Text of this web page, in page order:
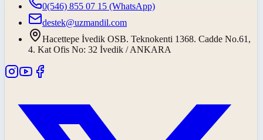
0(546) 855 07 15 (WhatsApp)
destek@uzmandil.com
Hacettepe İvedik OSB. Teknokenti 1368. Cadde No.61,
4. Kat Ofis No: 32 İvedik / ANKARA